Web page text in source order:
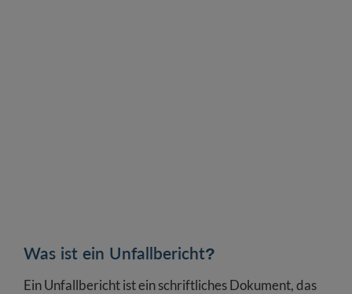
Was ist ein Unfallbericht?
Ein Unfallbericht ist ein schriftliches Dokument, das